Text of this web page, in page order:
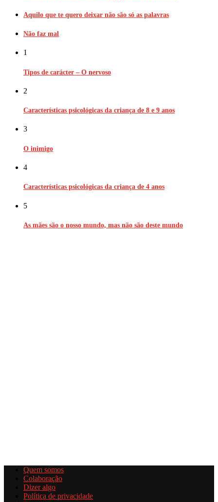
Aquilo que te quero deixar não são só as palavras
Não faz mal
1
Tipos de carácter – O nervoso
2
Características psicológicas da criança de 8 e 9 anos
3
O inimigo
4
Características psicológicas da criança de 4 anos
5
As mães são o nosso mundo, mas não são deste mundo
Quem somos
Colaboração
Dizer algo
Política de privacidade